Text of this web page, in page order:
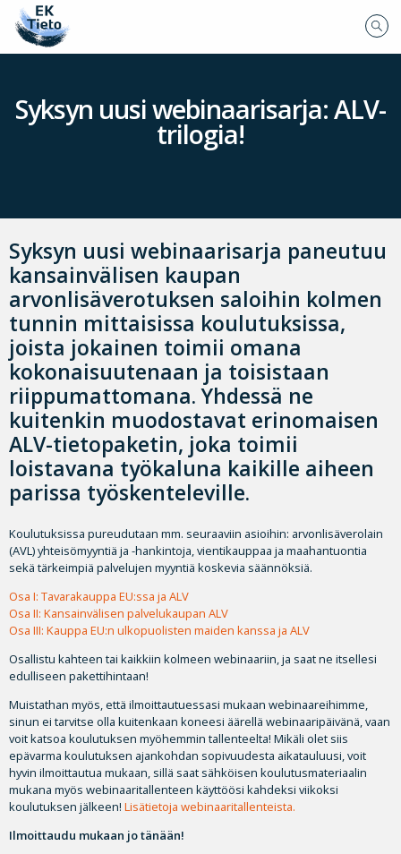
Syksyn uusi webinaarisarja: ALV-
trilogia!
Syksyn uusi webinaarisarja paneutuu
kansainvälisen kaupan
arvonlisäverotuksen saloihin kolmen
tunnin mittaisissa koulutuksissa,
joista jokainen toimii omana
kokonaisuutenaan ja toisistaan
riippumattomana. Yhdessä ne
kuitenkin muodostavat erinomaisen
ALV-tietopaketin, joka toimii
loistavana työkaluna kaikille aiheen
parissa työskenteleville.
Koulutuksissa pureudutaan mm. seuraaviin asioihin: arvonlisäverolain
(AVL) yhteisömyyntiä ja -hankintoja, vientikauppaa ja maahantuontia
sekä tärkeimpiä palvelujen myyntiä koskevia säännöksiä.
Osa I: Tavarakauppa EU:ssa ja ALV
Osa II: Kansainvälisen palvelukaupan ALV
Osa III: Kauppa EU:n ulkopuolisten maiden kanssa ja ALV
Osallistu kahteen tai kaikkiin kolmeen webinaariin, ja saat ne itsellesi
edulliseen pakettihintaan!
Muistathan myös, että ilmoittautuessasi mukaan webinaareihimme,
sinun ei tarvitse olla kuitenkaan koneesi äärellä webinaaripäivänä, vaan
voit katsoa koulutuksen myöhemmin tallenteelta! Mikäli olet siis
epävarma koulutuksen ajankohdan sopivuudesta aikatauluusi, voit
hyvin ilmoittautua mukaan, sillä saat sähköisen koulutusmateriaalin
mukana myös webinaaritallenteen käyttöösi kahdeksi viikoksi
koulutuksen jälkeen! Lisätietoja webinaaritallenteista.
Ilmoittaudu mukaan jo tänään!